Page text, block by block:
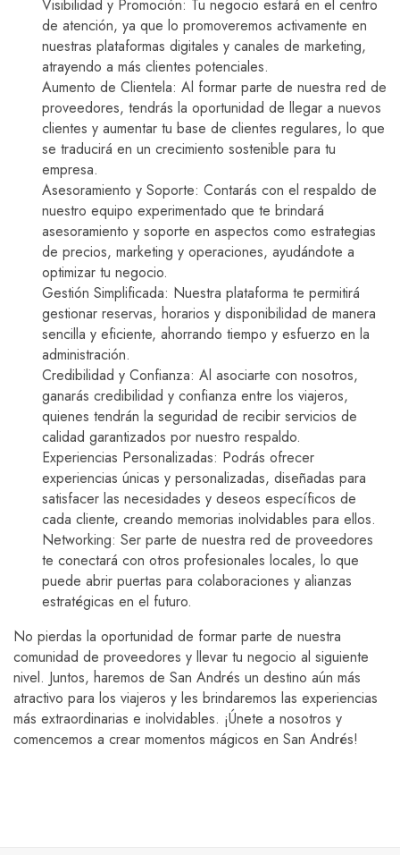
Visibilidad y Promoción: Tu negocio estará en el centro
de atención, ya que lo promoveremos activamente en
nuestras plataformas digitales y canales de marketing,
atrayendo a más clientes potenciales.
Aumento de Clientela: Al formar parte de nuestra red de
proveedores, tendrás la oportunidad de llegar a nuevos
clientes y aumentar tu base de clientes regulares, lo que
se traducirá en un crecimiento sostenible para tu
empresa.
Asesoramiento y Soporte: Contarás con el respaldo de
nuestro equipo experimentado que te brindará
asesoramiento y soporte en aspectos como estrategias
de precios, marketing y operaciones, ayudándote a
optimizar tu negocio.
Gestión Simplificada: Nuestra plataforma te permitirá
gestionar reservas, horarios y disponibilidad de manera
sencilla y eficiente, ahorrando tiempo y esfuerzo en la
administración.
Credibilidad y Confianza: Al asociarte con nosotros,
ganarás credibilidad y confianza entre los viajeros,
quienes tendrán la seguridad de recibir servicios de
calidad garantizados por nuestro respaldo.
Experiencias Personalizadas: Podrás ofrecer
experiencias únicas y personalizadas, diseñadas para
satisfacer las necesidades y deseos específicos de
cada cliente, creando memorias inolvidables para ellos.
Networking: Ser parte de nuestra red de proveedores
te conectará con otros profesionales locales, lo que
puede abrir puertas para colaboraciones y alianzas
estratégicas en el futuro.
No pierdas la oportunidad de formar parte de nuestra
comunidad de proveedores y llevar tu negocio al siguiente
nivel. Juntos, haremos de San Andrés un destino aún más
atractivo para los viajeros y les brindaremos las experiencias
más extraordinarias e inolvidables. ¡Únete a nosotros y
comencemos a crear momentos mágicos en San Andrés!